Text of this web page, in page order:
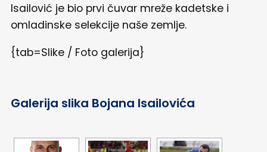
Isailović je bio prvi čuvar mreže kadetske i
omladinske selekcije naše zemlje.
{tab=Slike / Foto galerija}
Galerija slika Bojana Isailovića